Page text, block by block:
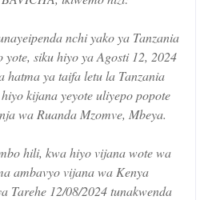
nchi yako ya Tanzania
yote, siku hiyo ya Agosti 12, 2024
hatma ya taifa letu la Tanzania
kijana yeyote uliyepo popote
wa Ruanda Mzomve, Mbeya.
hili, kwa hiyo vijana wote wa
ambavyo vijana wa Kenya
Tarehe 12/08/2024 tunakwenda